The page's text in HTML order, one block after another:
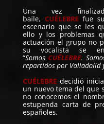
Una vez
baile, CUÉLEBRE fue
escenario que se les
ello y los problemas
actuación el grupo no
su vocalista se
“Somos CUÉLEBRE.
repartidos por Valladolid
CUÉLEBRE decidió
un nuevo tema del que
no conocemos el
estupenda carta de
españoles.